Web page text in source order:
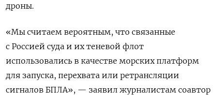
дроны.
«Мы считаем вероятным, что связанные
с Россией суда и их теневой флот
использовались в качестве морских платформ
для запуска, перехвата или ретрансляции
сигналов БПЛА», — заявил журналистам соавтор